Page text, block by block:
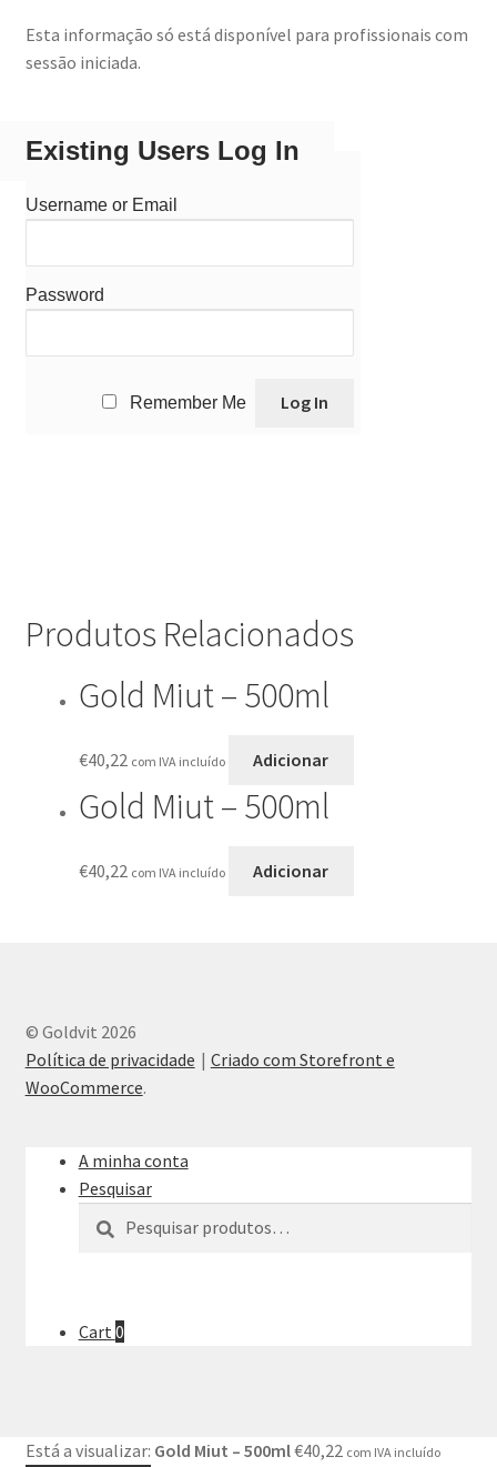
Esta informação só está disponível para profissionais com
sessão iniciada.
Existing Users Log In
Username or Email
Password
Remember Me
Produtos Relacionados
Gold Miut – 500ml
€40,22 com IVA incluído Adicionar
Gold Miut – 500ml
€40,22 com IVA incluído Adicionar
© Goldvit 2026
Política de privacidade
Criado com Storefront e
WooCommerce.
A minha conta
Pesquisar
Pesquisar
Pesquisa
Cart0
Está a visualizar: Gold Miut – 500ml€40,22 com IVA incluído